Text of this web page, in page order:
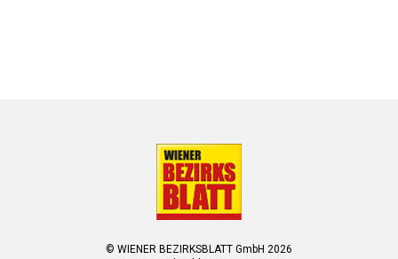
© WIENER BEZIRKSBLATT GmbH 2026